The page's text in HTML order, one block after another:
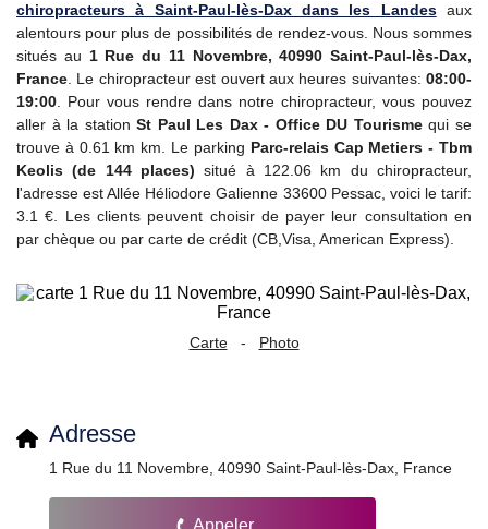
chiropracteurs à Saint-Paul-lès-Dax dans les Landesaux
alentours pour plus de possibilités de rendez-vous. Nous sommes
situés au 1 Rue du 11 Novembre, 40990 Saint-Paul-lès-Dax,
France . Le chiropracteur est ouvert aux heures suivantes: 08:00-
19:00 . Pour vous rendre dans notre chiropracteur, vous pouvez
aller à la stationSt Paul Les Dax - Office DU Tourismequi se
trouve à 0.61 km km. Le parking Parc-relais Cap Metiers - Tbm
Keolis (de 144 places) situé à 122.06 km du chiropracteur,
l'adresse est Allée Héliodore Galienne 33600 Pessac, voici le tarif:
3.1 €. Les clients peuvent choisir de payer leur consultation en
par chèque ou par carte de crédit (CB,Visa, American Express).
Carte - Photo
Adresse
1 Rue du 11 Novembre, 40990 Saint-Paul-lès-Dax, France
Appeler